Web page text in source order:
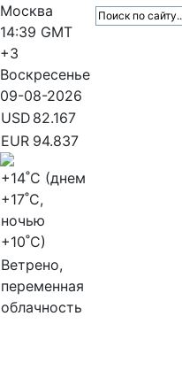
Москва
14:39 GMT
+3
Воскресенье
09-08-2026
USD 82.167
EUR 94.837
+14˚C (днем
+17˚C,
ночью
+10˚C)
Ветрено,
переменная
облачность